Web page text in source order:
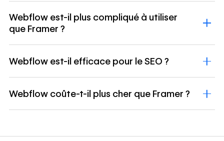
Webflow est-il plus compliqué à utiliser
que Framer ?
Webflow est-il efficace pour le SEO ?
Webflow coûte-t-il plus cher que Framer ?